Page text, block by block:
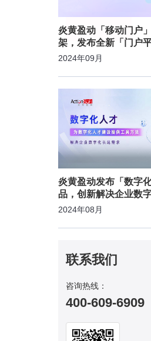
炎黄盈动「移动门户
架，发布全新「门户平
2024年09月
炎黄盈动发布「数字
品，创新解决企业数
求
2024年08月
联系我们
咨询热线：
400-609-6909